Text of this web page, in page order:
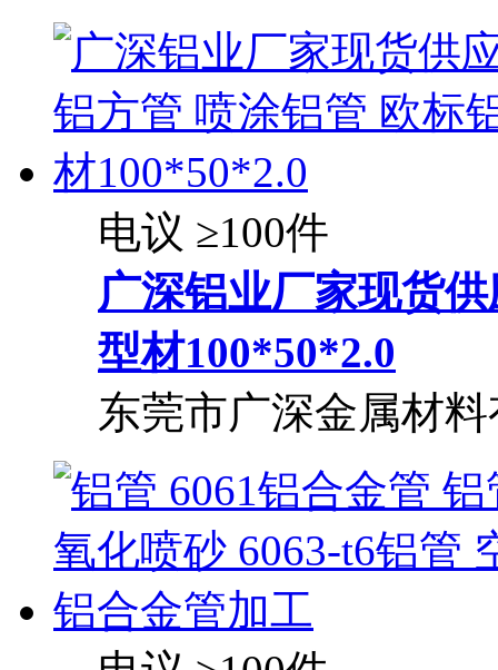
电议 ≥100件
广深铝业厂家现货
型材100*50*2.0
东莞市广深金属材